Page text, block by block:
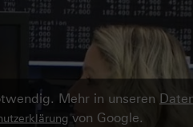
Mehr in unseren
von Google.